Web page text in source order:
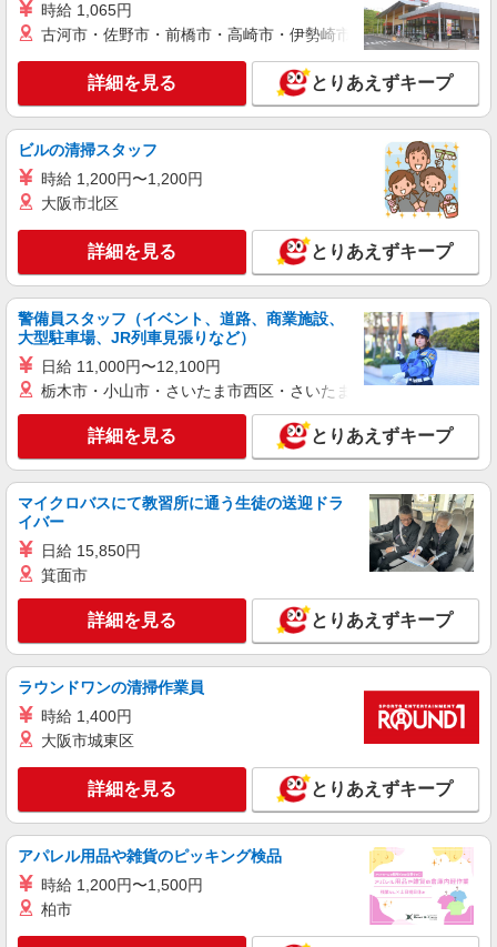
時給 1,065円
古河市・佐野市・前橋市・高崎市・伊勢崎市・太田市・館林市
詳細を見る とりあえずキープ
ビルの清掃スタッフ
時給 1,200円〜1,200円
大阪市北区
詳細を見る とりあえずキープ
警備員スタッフ（イベント、道路、商業施設、
大型駐車場、JR列車見張りなど）
日給 11,000円〜12,100円
栃木市・小山市・さいたま市西区・さいたま市岩槻区・久喜市・
詳細を見る とりあえずキープ
マイクロバスにて教習所に通う生徒の送迎ドラ
イバー
日給 15,850円
箕面市
詳細を見る とりあえずキープ
ラウンドワンの清掃作業員
時給 1,400円
大阪市城東区
詳細を見る とりあえずキープ
アパレル用品や雑貨のピッキング検品
時給 1,200円〜1,500円
柏市